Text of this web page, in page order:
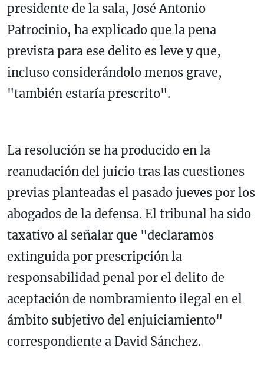
presidente de la sala, José Antonio
Patrocinio, ha explicado que la pena
prevista para ese delito es leve y que,
incluso considerándolo menos grave,
"también estaría prescrito".
La resolución se ha producido en la
reanudación del juicio tras las cuestiones
previas planteadas el pasado jueves por los
abogados de la defensa. El tribunal ha sido
taxativo al señalar que "declaramos
extinguida por prescripción la
responsabilidad penal por el delito de
aceptación de nombramiento ilegal en el
ámbito subjetivo del enjuiciamiento"
correspondiente a David Sánchez.